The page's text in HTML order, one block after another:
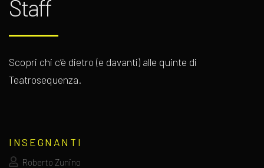
Staff
Scopri chi c’è dietro (e davanti) alle quinte di
Teatrosequenza.
INSEGNANTI
Roberto Zunino